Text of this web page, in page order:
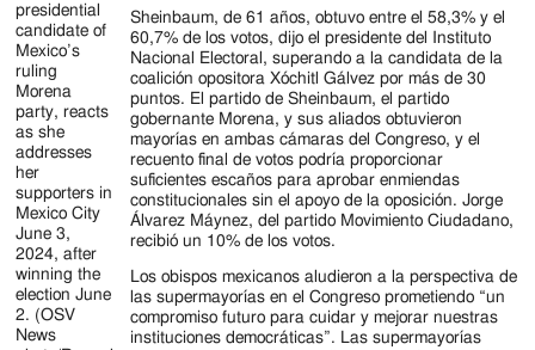
presidential
candidate of
Mexico’s
ruling
Morena
party, reacts
as she
addresses
her
supporters in
Mexico City
June 3,
2024, after
winning the
election June
2. (OSV
News
Sheinbaum, de 61 años, obtuvo entre el 58,3% y el
60,7% de los votos, dijo el presidente del Instituto
Nacional Electoral, superando a la candidata de la
coalición opositora Xóchitl Gálvez por más de 30
puntos. El partido de Sheinbaum, el partido
gobernante Morena, y sus aliados obtuvieron
mayorías en ambas cámaras del Congreso, y el
recuento final de votos podría proporcionar
suficientes escaños para aprobar enmiendas
constitucionales sin el apoyo de la oposición. Jorge
Álvarez Máynez, del partido Movimiento Ciudadano,
recibió un 10% de los votos.
Los obispos mexicanos aludieron a la perspectiva de
las supermayorías en el Congreso prometiendo “un
compromiso futuro para cuidar y mejorar nuestras
instituciones democráticas”. Las supermayorías